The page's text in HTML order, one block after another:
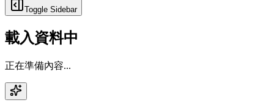
Toggle Sidebar
載入資料中
正在準備內容...